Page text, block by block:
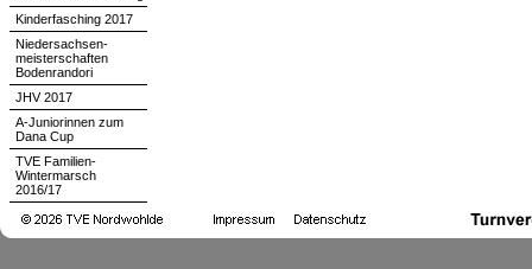
Kinderfasching 2017
Niedersachsen-
meisterschaften
Bodenrandori
JHV 2017
A-Juniorinnen zum
Dana Cup
TVE Familien-
Wintermarsch
2016/17